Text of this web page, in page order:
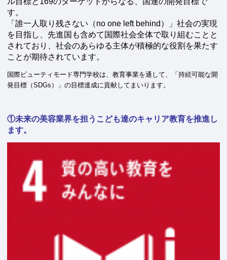
す。
「誰一人取り残さない（no one left behind）」社会の実現
を目指し、先進国も含めて国際社会全体で取り組むことと
されており、社会のあらゆる主体が積極的な役割を果たす
ことが期待されています。
国際ビューティモード専門学校は、教育事業を通して、「持続可能な開
発目標（SDGs）」の目標達成に貢献してまいります。
①未来の美容業界を担うこども達のキャリア教育を推進し
ます。